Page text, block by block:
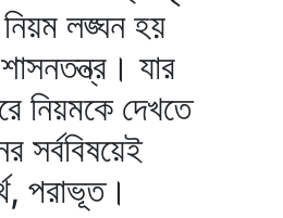
নিয়ম লঙ্ঘন হয়
যার
নিয়মকে দেখতে
সর্ববিষয়েই
পরাভূত।